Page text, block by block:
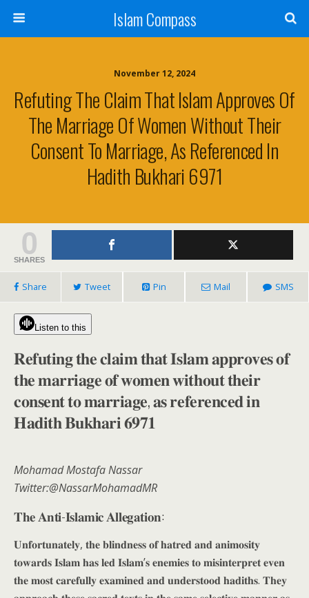
Islam Compass
November 12, 2024
Refuting The Claim That Islam Approves Of
The Marriage Of Women Without Their
Consent To Marriage, As Referenced In
Hadith Bukhari 6971
0
SHARES
Share Tweet Pin Mail SMS
Listen to this
𝐑𝐞𝐟𝐮𝐭𝐢𝐧𝐠 𝐭𝐡𝐞 𝐜𝐥𝐚𝐢𝐦 𝐭𝐡𝐚𝐭 𝐈𝐬𝐥𝐚𝐦 𝐚𝐩𝐩𝐫𝐨𝐯𝐞𝐬 𝐨𝐟
𝐭𝐡𝐞 𝐦𝐚𝐫𝐫𝐢𝐚𝐠𝐞 𝐨𝐟 𝐰𝐨𝐦𝐞𝐧 𝐰𝐢𝐭𝐡𝐨𝐮𝐭 𝐭𝐡𝐞𝐢𝐫
𝐜𝐨𝐧𝐬𝐞𝐧𝐭 𝐭𝐨 𝐦𝐚𝐫𝐫𝐢𝐚𝐠𝐞, 𝐚𝐬 𝐫𝐞𝐟𝐞𝐫𝐞𝐧𝐜𝐞𝐝 𝐢𝐧
𝐇𝐚𝐝𝐢𝐭𝐡 𝐁𝐮𝐤𝐡𝐚𝐫𝐢 𝟔𝟗𝟕𝟏
Mohamad Mostafa Nassar
Twitter:@NassarMohamadMR
𝐓𝐡𝐞 𝐀𝐧𝐭𝐢-𝐈𝐬𝐥𝐚𝐦𝐢𝐜 𝐀𝐥𝐥𝐞𝐠𝐚𝐭𝐢𝐨𝐧:
𝐔𝐧𝐟𝐨𝐫𝐭𝐮𝐧𝐚𝐭𝐞𝐥𝐲, 𝐭𝐡𝐞 𝐛𝐥𝐢𝐧𝐝𝐧𝐞𝐬𝐬 𝐨𝐟 𝐡𝐚𝐭𝐫𝐞𝐝 𝐚𝐧𝐝 𝐚𝐧𝐢𝐦𝐨𝐬𝐢𝐭𝐲
𝐭𝐨𝐰𝐚𝐫𝐝𝐬 𝐈𝐬𝐥𝐚𝐦 𝐡𝐚𝐬 𝐥𝐞𝐝 𝐈𝐬𝐥𝐚𝐦’𝐬 𝐞𝐧𝐞𝐦𝐢𝐞𝐬 𝐭𝐨 𝐦𝐢𝐬𝐢𝐧𝐭𝐞𝐫𝐩𝐫𝐞𝐭 𝐞𝐯𝐞𝐧
𝐭𝐡𝐞 𝐦𝐨𝐬𝐭 𝐜𝐚𝐫𝐞𝐟𝐮𝐥𝐥𝐲 𝐞𝐱𝐚𝐦𝐢𝐧𝐞𝐝 𝐚𝐧𝐝 𝐮𝐧𝐝𝐞𝐫𝐬𝐭𝐨𝐨𝐝 𝐡𝐚𝐝𝐢𝐭𝐡𝐬. 𝐓𝐡𝐞𝐲